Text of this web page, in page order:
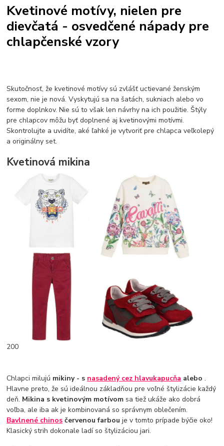
Vianočný darček pre dievča do 20€
Darčeky pre dievčatá
Star Wars
Hry pre deti
Skladačky pre deti
Kedy by malo batoľa meniť posteľ?
Detské postele
Detský nábytok
L.O.L. Surprise
L.O.L. Surprise bábiky
L.O.L. Surprise autíčka
L.O.L. Surprise zberateľské figúrky
L.O.L. OMG L.O.L. OMG Bábiky
Kvetinové motívy, nielen pre
dievčatá - osvedčené nápady pre
chlapčenské vzory
Skutočnosť, že kvetinové motívy sú zvlášť uctievané ženským
sexom, nie je nová. Vyskytujú sa na šatách, sukniach alebo vo
forme doplnkov. Nie sú to však len návrhy na ich použitie. Štýly
pre chlapcov môžu byť doplnené aj kvetinovými motívmi.
Skontrolujte a uvidíte, aké ľahké je vytvoriť pre chlapca veľkolepý
a originálny set.
Kvetinová mikina
200
Chlapci milujú mikiny - s nasadený cez hlavukapucňa alebo.
Hlavne preto, že sú ideálnou základňou pre voľné štylizácie každý
deň. Mikina s kvetinovým motívom sa tiež ukáže ako dobrá
voľba, ale iba ak je kombinovaná so správnym oblečením.
Bavlnené chinos červenou farbouje v tomto prípade býčie oko!
Klasický strih dokonale ladí so štylizáciou jari.